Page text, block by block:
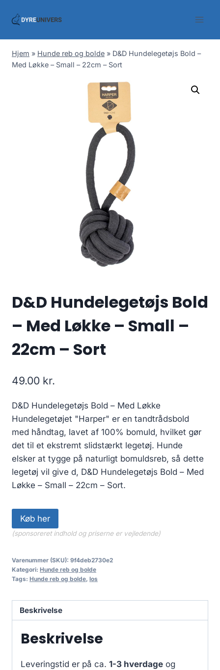
Hjem » Hunde reb og bolde » D&D Hundelegetøjs Bold –
Med Løkke – Small – 22cm – Sort
D&D Hundelegetøjs Bold
– Med Løkke – Small –
22cm – Sort
49.00 kr.
D&D Hundelegetøjs Bold – Med Løkke
Hundelegetøjet "Harper" er en tandtrådsbold
med håndtag, lavet af 100% bomuld, hvilket gør
det til et ekstremt slidstærkt legetøj. Hunde
elsker at tygge på naturligt bomuldsreb, så dette
legetøj vil give d, D&D Hundelegetøjs Bold – Med
Løkke – Small – 22cm – Sort.
Køb her
(sponsoreret indhold og priserne er vejledende)
Varenummer (SKU): 9f4deb2730e2
Kategori: Hunde reb og bolde
Tags: Hunde reb og bolde, los
Beskrivelse
Beskrivelse
Leveringstid er på ca. 1-3 hverdage og